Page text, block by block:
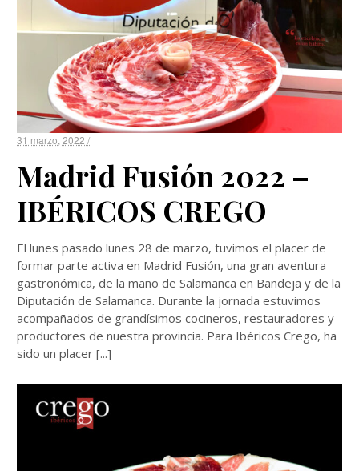
31 marzo, 2022 /
Madrid Fusión 2022 –
IBÉRICOS CREGO
El lunes pasado lunes 28 de marzo, tuvimos el placer de
formar parte activa en Madrid Fusión, una gran aventura
gastronómica, de la mano de Salamanca en Bandeja y de la
Diputación de Salamanca. Durante la jornada estuvimos
acompañados de grandísimos cocineros, restauradores y
productores de nuestra provincia. Para Ibéricos Crego, ha
sido un placer [...]